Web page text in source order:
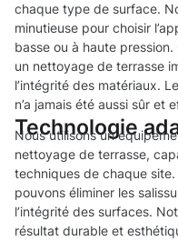
chaque type de surface.
minutieuse pour choisir
basse ou à haute
un nettoyage de terrasse
l’intégrité des matériaux.
n’a jamais été aussi sûr et
Technologie
Nous utilisons un
nettoyage de terrasse,
techniques de chaque
pouvons éliminer les
l’intégrité des surfaces.
résultat durable et